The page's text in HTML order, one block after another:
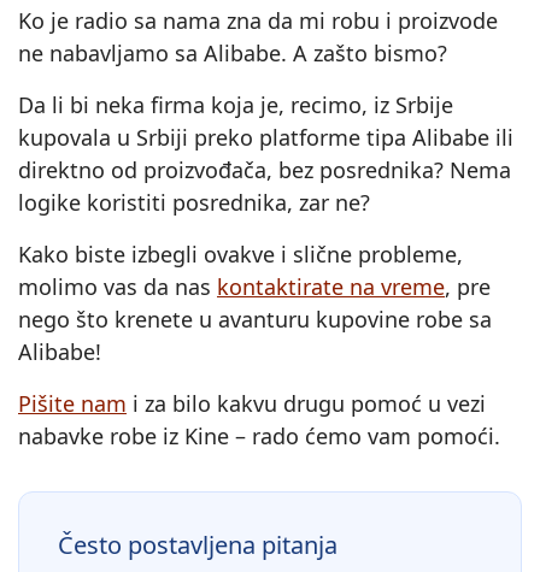
Ko je radio sa nama zna da mi robu i proizvode
ne nabavljamo sa Alibabe. A zašto bismo?
Da li bi neka firma koja je, recimo, iz Srbije
kupovala u Srbiji preko platforme tipa Alibabe ili
direktno od proizvođača, bez posrednika? Nema
logike koristiti posrednika, zar ne?
Kako biste izbegli ovakve i slične probleme,
molimo vas da nas kontaktirate na vreme, pre
nego što krenete u avanturu kupovine robe sa
Alibabe!
Pišite nam i za bilo kakvu drugu pomoć u vezi
nabavke robe iz Kine – rado ćemo vam pomoći.
Često postavljena pitanja